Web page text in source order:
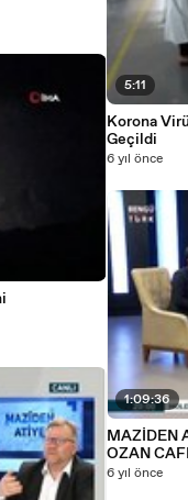
5:11
Korona
Geçildi
6 yıl önce
1:09:36
MAZİDEN
OZAN
6 yıl önce